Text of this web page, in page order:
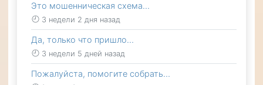
Это мошенническая схема…
3 недели 2 дня назад
Да, только что пришло…
3 недели 5 дней назад
Пожалуйста, помогите собрать…